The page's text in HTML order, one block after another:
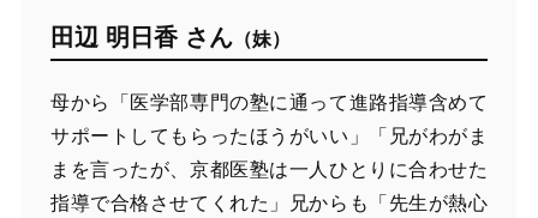
田辺 明日香 さん（妹）
母から「医学部専門の塾に通って進路指導含めて
サポートしてもらったほうがいい」「兄がわがま
まを言ったが、京都医塾は一人ひとりに合わせた
指導で合格させてくれた」兄からも「先生が熱心